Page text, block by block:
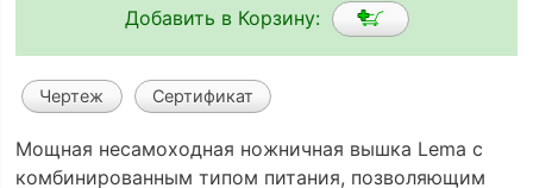
Добавить в Корзину:
Чертеж Сертификат
Мощная несамоходная ножничная вышка Lema с
комбинированным типом питания, позволяющим